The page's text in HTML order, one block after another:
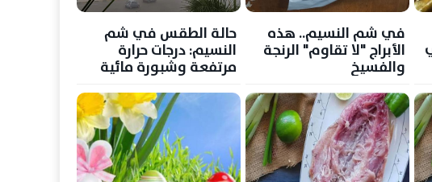
في شم النسيم.. هذه
الأبراج "لا تقاوم" الرنجة
والفسيخ
حالة الطقس في شم
النسيم: درجات حرارة
مرتفعة وشبورة مائية